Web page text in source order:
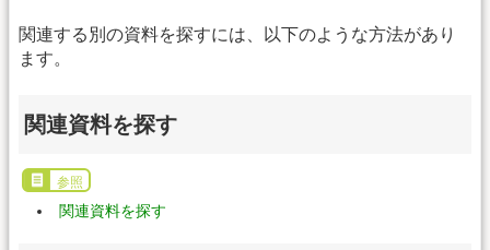
関連する別の資料を探すには、以下のような方法があり
ます。
関連資料を探す
参照
関連資料を探す